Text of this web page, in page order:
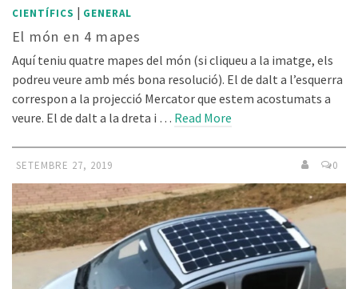
CIENTÍFICS | GENERAL
El món en 4 mapes
Aquí teniu quatre mapes del món (si cliqueu a la imatge, els
podreu veure amb més bona resolució). El de dalt a l’esquerra
correspon a la projecció Mercator que estem acostumats a
veure. El de dalt a la dreta i … Read More
SETEMBRE 27, 2019 0